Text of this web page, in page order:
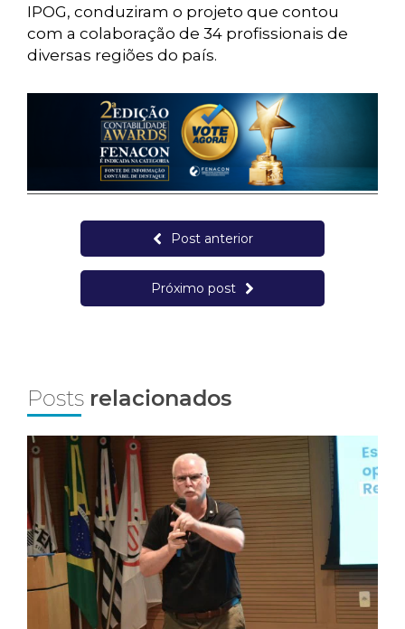
IPOG, conduziram o projeto que contou
com a colaboração de 34 profissionais de
diversas regiões do país.
Post anterior
Próximo post
Posts relacionados